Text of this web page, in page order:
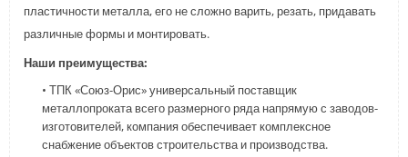
пластичности металла, его не сложно варить, резать, придавать
различные формы и монтировать.
Наши преимущества:
• ТПК «Союз-Орис» универсальный поставщик
металлопроката всего размерного ряда напрямую с заводов-
изготовителей, компания обеспечивает комплексное
снабжение объектов строительства и производства.